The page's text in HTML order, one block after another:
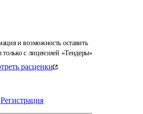
и возможность оставить
только с лицензией «Тендеры»
расценки
Регистрация